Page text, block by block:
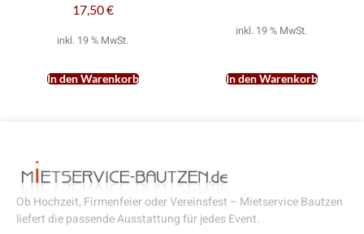
17,50€
inkl. 19 % MwSt.
In den Warenkorb
inkl. 19 % MwSt.
In den Warenkorb
Ob Hochzeit, Firmenfeier oder Vereinsfest – Mietservice Bautzen
liefert die passende Ausstattung für jedes Event.